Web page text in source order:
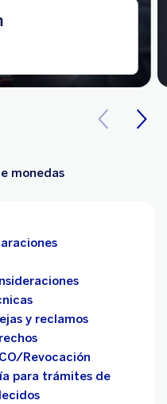
monedas
y reclamos
Revocación
para trámites de